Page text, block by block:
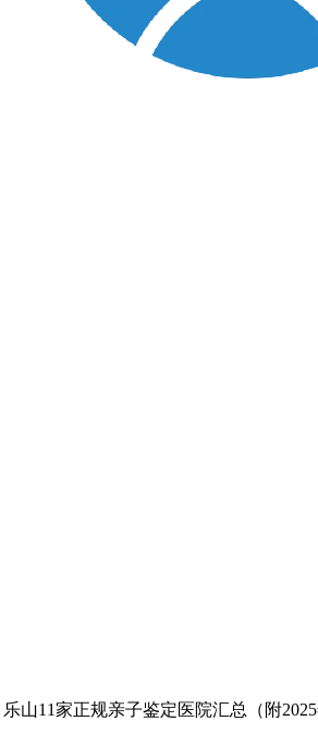
乐山11家正规亲子鉴定医院汇总（附